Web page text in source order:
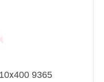
9365